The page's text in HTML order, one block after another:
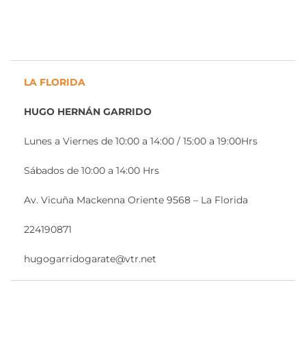
LA FLORIDA
HUGO HERNÁN GARRIDO
Lunes a Viernes de 10:00 a 14:00 / 15:00 a 19:00Hrs
Sábados de 10:00 a 14:00 Hrs
Av. Vicuña Mackenna Oriente 9568 – La Florida
224190871
hugogarridogarate@vtr.net